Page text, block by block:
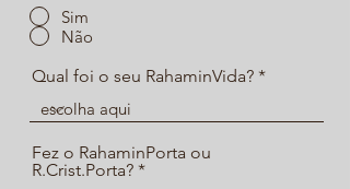
Sim
Não
Qual foi o seu RahaminVida?
Fez o RahaminPorta ou
R.Crist.Porta?